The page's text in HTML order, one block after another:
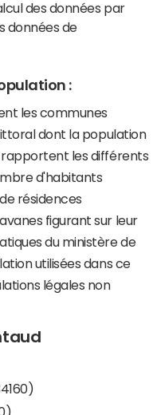
des données par
données de
:
les communes
dont la population
les différents
d'habitants
résidences
figurant sur leur
du ministère de
utilisées dans ce
légales non